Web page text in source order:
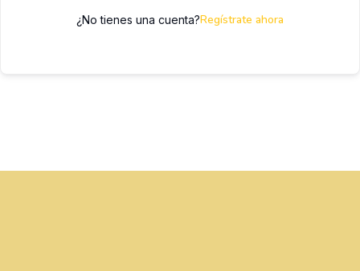
¿No tienes una cuenta?Regístrate ahora